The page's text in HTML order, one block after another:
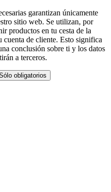
garantizan únicamente
sitio web. Se utilizan, por
productos en tu cesta de la
cuenta de cliente. Esto significa
conclusión sobre ti y los datos
a terceros.
obligatorios